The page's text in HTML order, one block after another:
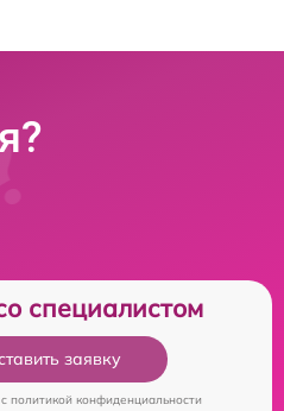
специалистом
заявку
политикой конфиденциальности